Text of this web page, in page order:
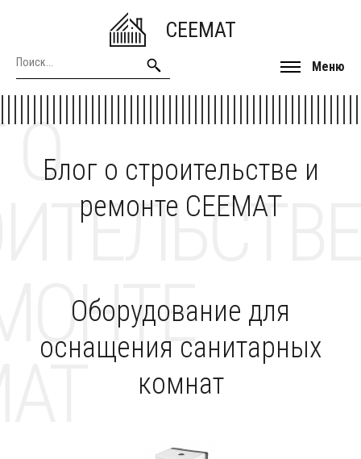
CEEMAT
Меню
Блог о строительстве и
ремонте CEEMAT
О
Оборудование для
оснащения санитарных
комнат